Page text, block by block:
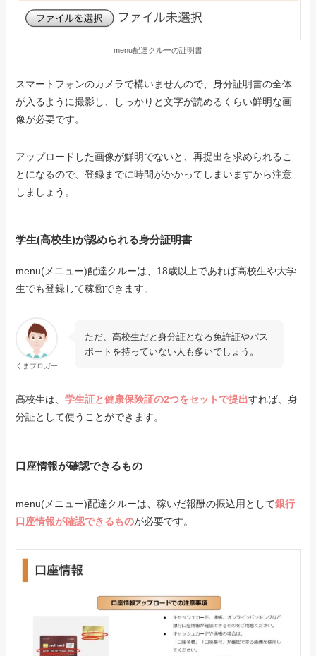
menu配達クルーの証明書
スマートフォンのカメラで構いませんので、身分証明書の全体
が入るように撮影し、しっかりと文字が読めるくらい鮮明な画
像が必要です。
アップロードした画像が鮮明でないと、再提出を求められるこ
とになるので、登録までに時間がかかってしまいますから注意
しましょう。
学生(高校生)が認められる身分証明書
menu(メニュー)配達クルーは、18歳以上であれば高校生や大学
生でも登録して稼働できます。
くまブロガー
ただ、高校生だと身分証となる免許証やパス
ポートを持っていない人も多いでしょう。
高校生は、学生証と健康保険証の2つをセットで提出すれば、身
分証として使うことができます。
口座情報が確認できるもの
menu(メニュー)配達クルーは、稼いだ報酬の振込用として銀行
口座情報が確認できるものが必要です。